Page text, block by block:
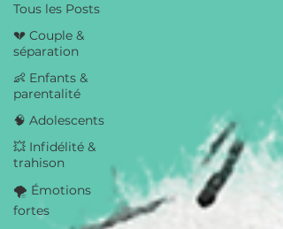
Tous les Posts
💔 Couple &
séparation
👶 Enfants &
parentalité
🧠 Adolescents
💥 Infidélité &
trahison
🌪️ Émotions
fortes